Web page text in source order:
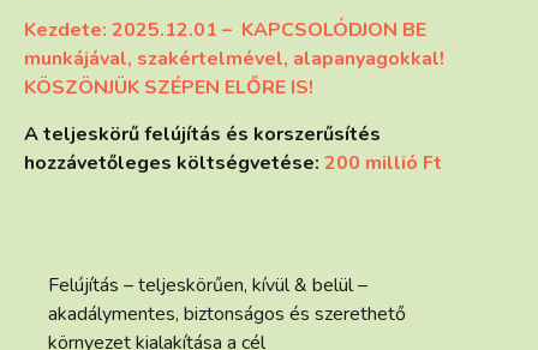
Kezdete: 2025.12.01 – KAPCSOLÓDJON BE
munkájával, szakértelmével, alapanyagokkal!
KÖSZÖNJÜK SZÉPEN ELŐRE IS!
A teljeskörű felújítás és korszerűsítés
hozzávetőleges költségvetése: 200 millió Ft
Felújítás – teljeskörűen, kívül & belül –
akadálymentes, biztonságos és szerethető
környezet kialakítása a cél